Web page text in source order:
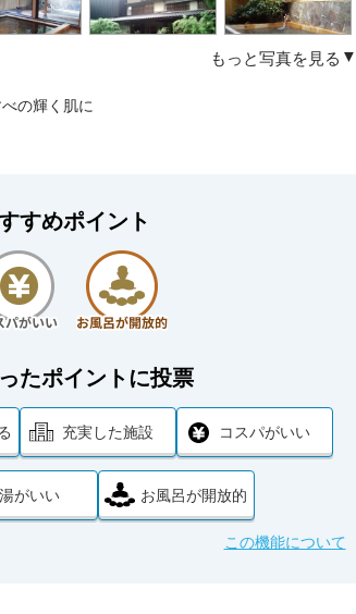
もっと写真を見る
の輝く肌に
すめポイント
たポイントに投票
充実した施設 コスパがいい
がいい お風呂が開放的
この機能について